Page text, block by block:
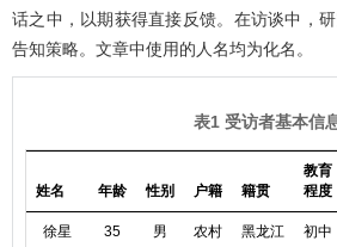
话之中，以期获得直接反馈。在访谈中，
告知策略。文章中使用的人名均为化名。
表1 受访者基本信
姓名 年龄 性别 户籍 籍贯
教育
程度
徐星 35 男 农村 黑龙江 初中